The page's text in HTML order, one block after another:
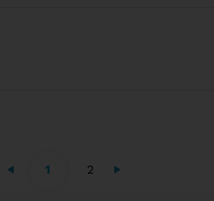
1 2